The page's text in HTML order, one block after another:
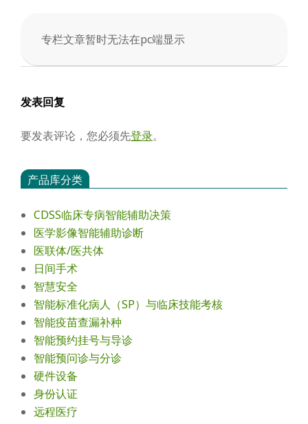
会
专栏文章暂时无法在pc端显示
2025-
07
发表回复
要发表评论，您必须先登录。
产品库分类
CDSS临床专病智能辅助决策
医学影像智能辅助诊断
医联体/医共体
日间手术
智慧安全
智能标准化病人（SP）与临床技能考核
智能疫苗查漏补种
智能预约挂号与导诊
智能预问诊与分诊
硬件设备
身份认证
远程医疗